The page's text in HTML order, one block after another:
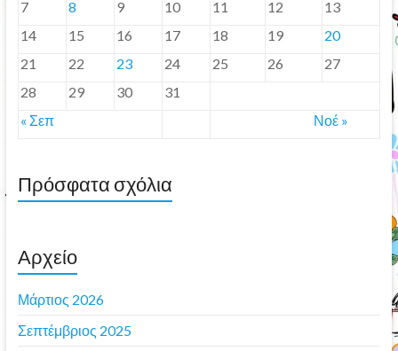
« Σεπ Νοέ »
7 8 9 10 11 12
13
14
15 16 17 18 19
20
21
22 23 24 25 26
27
28
29 30 31
Πρόσφατα σχόλια
Αρχείο
Μάρτιος 2026
Σεπτέμβριος 2025